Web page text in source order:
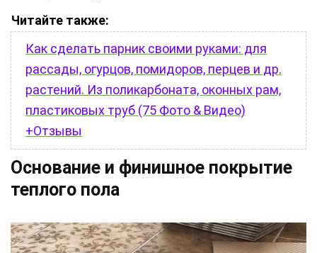
Читайте также:
Как сделать парник своими руками: для
рассады, огурцов, помидоров, перцев и др.
растений. Из поликарбоната, оконных рам,
пластиковых труб (75 Фото & Видео)
+Отзывы
Основание и финишное покрытие
теплого пола